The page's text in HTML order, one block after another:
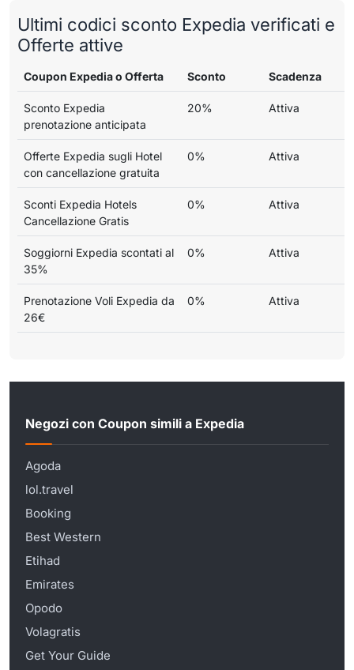
Ultimi codici sconto Expedia verificati e
Offerte attive
Coupon Expedia o Offerta Sconto Scadenza
Sconto Expedia
prenotazione anticipata
20% Attiva
Offerte Expedia sugli Hotel
con cancellazione gratuita
0% Attiva
Sconti Expedia Hotels
Cancellazione Gratis
0% Attiva
Soggiorni Expedia scontati al
35%
0% Attiva
Prenotazione Voli Expedia da
26€
0% Attiva
Negozi con Coupon simili a Expedia
Agoda
lol.travel
Booking
Best Western
Etihad
Emirates
Opodo
Volagratis
Get Your Guide